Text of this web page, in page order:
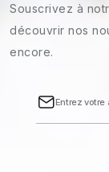
Souscrivez à
découvrir nos
encore.